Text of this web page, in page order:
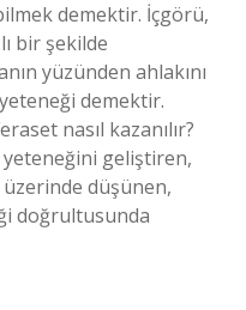
demektir. İçgörü,
bir şekilde
yüzünden ahlakını
demektir.
nasıl kazanılır?
geliştiren,
düşünen,
doğrultusunda